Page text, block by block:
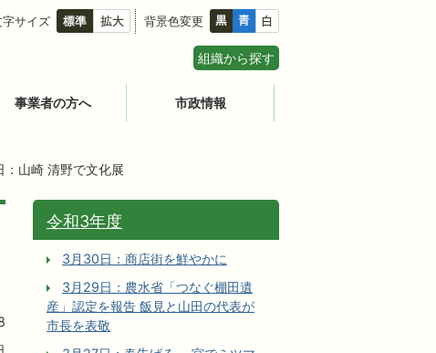
字サイズ 背景色変更
組織から探す
事業者の方へ 市政情報
：山崎 清野で文化展
令和3年度
3月30日：商店街を鮮やかに
3月29日：農水省「つなぐ棚田遺
産」認定を報告 飯見と山田の代表が
市長を表敬